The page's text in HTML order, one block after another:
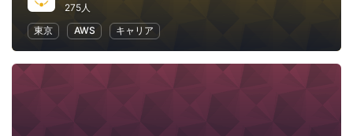
275人
東京
AWS キャリア